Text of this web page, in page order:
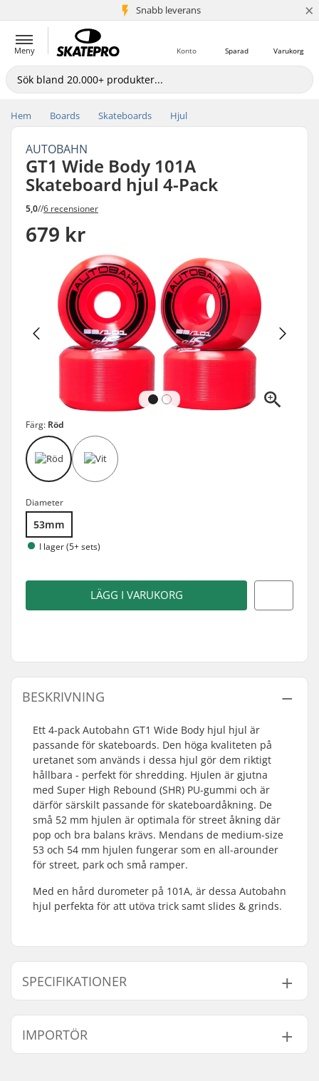
Snabb leverans
5+ milj. kunder ×
Meny Varukorg
Sparad
Konto
Hem Boards Skateboards Hjul
AUTOBAHN
GT1 Wide Body 101A
Skateboard hjul 4-Pack
5,0//6 recensioner
679 kr
Färg: Röd
Diameter
53mm
I lager (5+ sets)
LÄGG I VARUKORG
BESKRIVNING
Ett 4-pack Autobahn GT1 Wide Body hjul hjul är
passande för skateboards. Den höga kvaliteten på
uretanet som används i dessa hjul gör dem riktigt
hållbara - perfekt för shredding. Hjulen är gjutna
med Super High Rebound (SHR) PU-gummi och är
därför särskilt passande för skateboardåkning. De
små 52 mm hjulen är optimala för street åkning där
pop och bra balans krävs. Mendans de medium-size
53 och 54 mm hjulen fungerar som en all-arounder
för street, park och små ramper.
Med en hård durometer på 101A, är dessa Autobahn
hjul perfekta för att utöva trick samt slides & grinds.
SPECIFIKATIONER
Hjul diameter:
52mm, 53mm, 54mm
Kullager:
Hjul hårdhet:
101A
IMPORTÖR